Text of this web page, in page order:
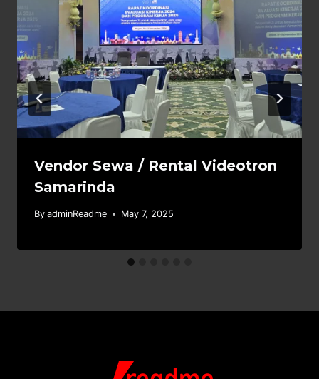
Vendor Sewa / Rental Videotron
Samarinda
By adminReadme May 7, 2025